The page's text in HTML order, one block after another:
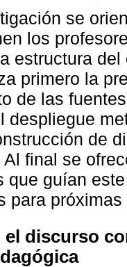
se
los
estructura
primero la
de las
despliegue
de
final se
que guían
para
discurso